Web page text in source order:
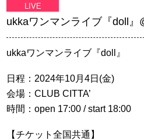
LIVE
ukkaワンマンライブ『doll』
ukkaワンマンライブ『doll』
日程：2024年10月4日(金)
会場：CLUB CITTA’
時間：open 17:00 / start 18:00
【チケット全国共通】